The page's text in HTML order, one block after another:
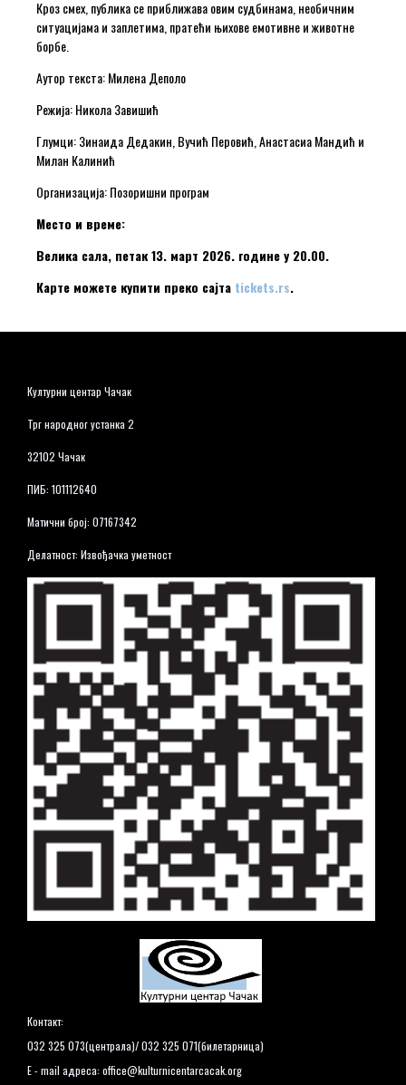
Кроз смех, публика се приближава овим судбинама, необичним
ситуацијама и заплетима, пратећи њихове емотивне и животне
борбе.
Аутор текста: Милена Деполо
Режија: Никола Завишић
Глумци: Зинаида Дедакин, Вучић Перовић, Анастасиа Мандић и
Милан Калинић
Организација: Позоришни програм
Место и време:
Велика сала, петак 13. март 2026. године у 20.00.
Карте можете купити преко сајта tickets.rs.
Културни центар Чачак
Трг народног устанка 2
32102 Чачак
ПИБ: 101112640
Матични број: 07167342
Делатност: Извођачка уметност
Контакт:
032 325 073(централа)/ 032 325 071(билетарница)
E - mail адреса: office@kulturnicentarcacak.org